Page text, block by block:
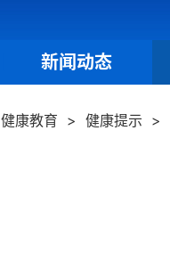
新闻动态
健康教育 > 健康提示 >